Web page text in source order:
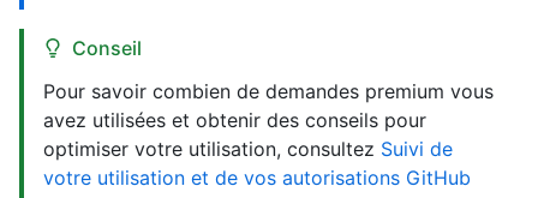
Conseil
Pour savoir combien de demandes premium vous
avez utilisées et obtenir des conseils pour
optimiser votre utilisation, consultez Suivi de
votre utilisation et de vos autorisations GitHub